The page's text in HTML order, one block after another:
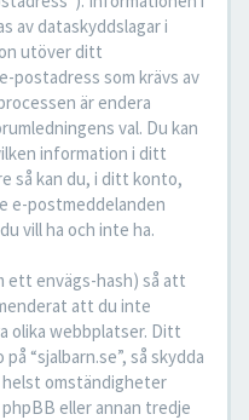
av dataskyddslagar i
utöver ditt
postadress som krävs av
är endera
val. Du kan
information i ditt
så kan du, i ditt konto,
e-postmeddelanden
vill ha och inte ha.
ett envägs-hash) så att
att du inte
olika webbplatser. Ditt
“sjalbarn.se”, så skydda
helst omständigheter
eller annan tredje